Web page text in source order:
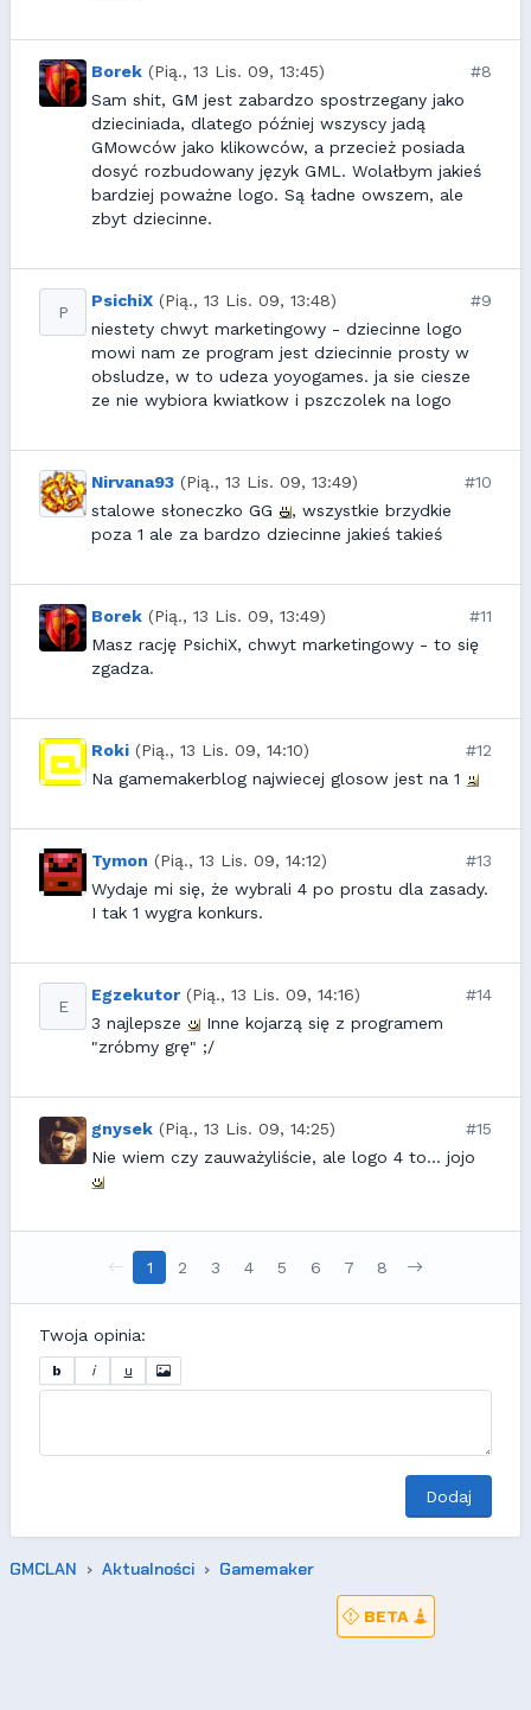
Borek (Pią., 13 Lis. 09, 13:45)
#8
Sam shit, GM jest zabardzo spostrzegany jako
dzieciniada, dlatego później wszyscy jadą
GMowców jako klikowców, a przecież posiada
dosyć rozbudowany język GML. Wolałbym jakieś
bardziej poważne logo. Są ładne owszem, ale
zbyt dziecinne.
P
PsichiX (Pią., 13 Lis. 09, 13:48)
#9
niestety chwyt marketingowy - dziecinne logo
mowi nam ze program jest dziecinnie prosty w
obsludze, w to udeza yoyogames. ja sie ciesze
ze nie wybiora kwiatkow i pszczolek na logo
Nirvana93 (Pią., 13 Lis. 09, 13:49)
#10
stalowe słoneczko GG
, wszystkie brzydkie
poza 1 ale za bardzo dziecinne jakieś takieś
Borek (Pią., 13 Lis. 09, 13:49)
#11
Masz rację PsichiX, chwyt marketingowy - to się
zgadza.
Roki (Pią., 13 Lis. 09, 14:10)
#12
Na gamemakerblog najwiecej glosow jest na 1
Tymon (Pią., 13 Lis. 09, 14:12)
#13
Wydaje mi się, że wybrali 4 po prostu dla zasady.
I tak 1 wygra konkurs.
E
Egzekutor (Pią., 13 Lis. 09, 14:16)
#14
3 najlepsze
Inne kojarzą się z programem
"zróbmy grę" ;/
gnysek (Pią., 13 Lis. 09, 14:25)
#15
Nie wiem czy zauważyliście, ale logo 4 to... jojo
1 2 3 4 5 6 7 8
Twoja opinia:
b i u
Dodaj
GMCLAN Aktualności Gamemaker
BETA